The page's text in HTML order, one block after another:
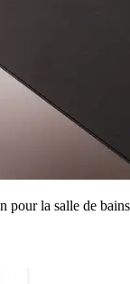
la salle de